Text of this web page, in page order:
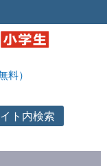
料）